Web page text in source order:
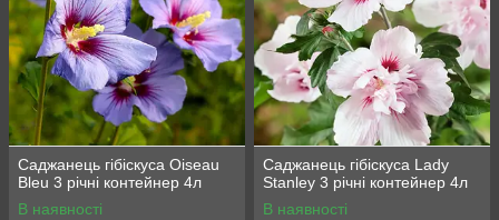
Саджанець гібіскуса Oiseau
Bleu 3 річні контейнер 4л
В наявності
Саджанець гібіскуса Lady
Stanley 3 річні контейнер 4л
В наявності